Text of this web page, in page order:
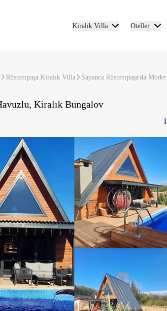
Kiralık Villa
Oteller
Rüstempaşa Kiralık Villa Sapanca Rüstempaşa'da
Kiralık Bungalov